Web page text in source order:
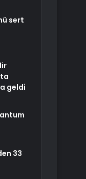
sert
geldi
33